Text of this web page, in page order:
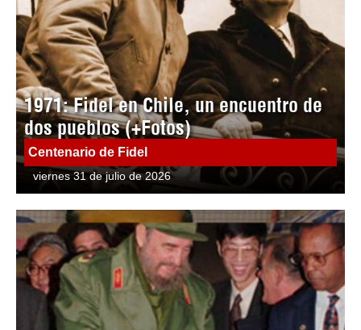
1971: Fidel en Chile, un encuentro de
dos pueblos (+Fotos)
Centenario de Fidel
viernes 31 de julio de 2026